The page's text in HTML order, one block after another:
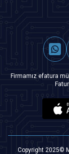
Firmamız efatura
Copyright 2025©